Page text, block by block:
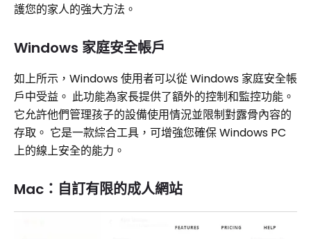
護您的家人的強大方法。
Windows 家庭安全帳戶
如上所示，Windows 使用者可以從 Windows 家庭安全帳
戶中受益。 此功能為家長提供了額外的控制和監控功能。
它允許他們管理孩子的設備使用情況並限制對露骨內容的
存取。 它是一款綜合工具，可增強您確保 Windows PC
上的線上安全的能力。
Mac：自訂有限的成人網站